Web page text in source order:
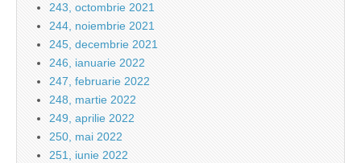
243, octombrie 2021
244, noiembrie 2021
245, decembrie 2021
246, ianuarie 2022
247, februarie 2022
248, martie 2022
249, aprilie 2022
250, mai 2022
251, iunie 2022